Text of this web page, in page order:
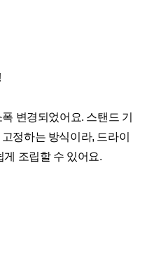
변경되었어요. 스탠드 기
정하는 방식이라, 드라이
게 조립할 수 있어요.